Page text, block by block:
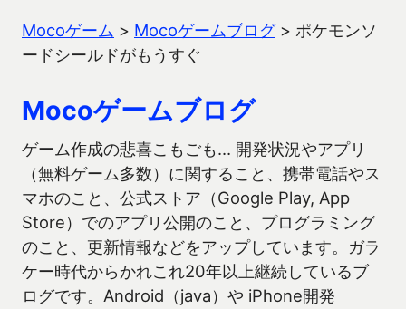
Mocoゲーム > Mocoゲームブログ> ポケモンソ
ードシールドがもうすぐ
Mocoゲームブログ
ゲーム作成の悲喜こもごも… 開発状況やアプリ
（無料ゲーム多数）に関すること、携帯電話やス
マホのこと、公式ストア（Google Play, App
Store）でのアプリ公開のこと、プログラミング
のこと、更新情報などをアップしています。ガラ
ケー時代からかれこれ20年以上継続しているブ
ログです。Android（java）や iPhone開発